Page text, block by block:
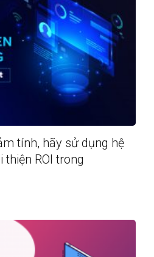
tính, hãy sử dụng hệ
ROI trong